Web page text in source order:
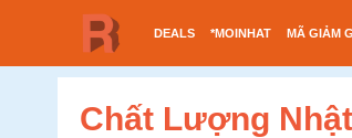
nội
DEALS *MOINHAT MÃ GIẢM
Chất Lượng